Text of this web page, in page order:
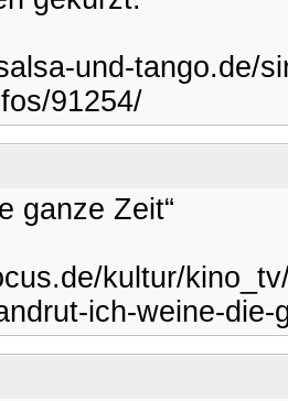
und-tango.de/
91254/
ganze Zeit“
kultur/
ich-weine-